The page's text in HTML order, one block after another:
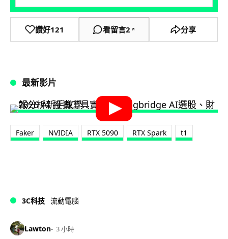
讚好121 看留言2 ↗ 分享
最新影片
Faker NVIDIA RTX 5090 RTX Spark t1
3C科技 流動電腦
Lawton 3 小時